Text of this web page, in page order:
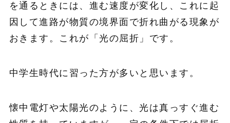
を通るときには、進む速度が変化し、これに起
因して進路が物質の境界面で折れ曲がる現象が
おきます。これが「光の屈折」です。
中学生時代に習った方が多いと思います。
懐中電灯や太陽光のように、光は真っすぐ進む